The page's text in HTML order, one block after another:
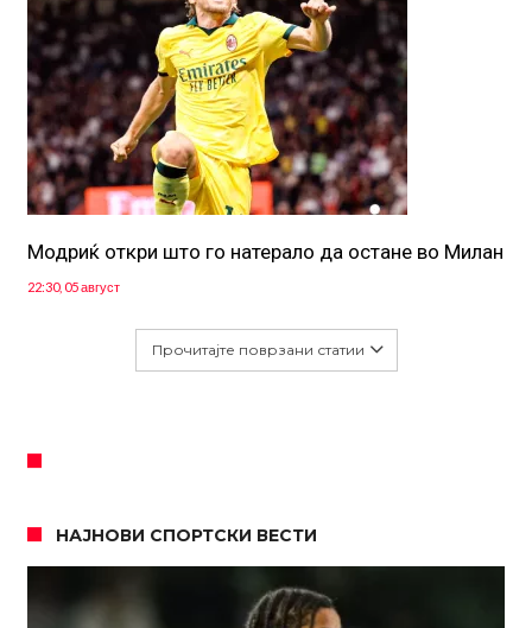
Модриќ откри што го натерало да остане во Милан
22:30, 05 август
Прочитајте поврзани статии
НАЈНОВИ СПОРТСКИ ВЕСТИ